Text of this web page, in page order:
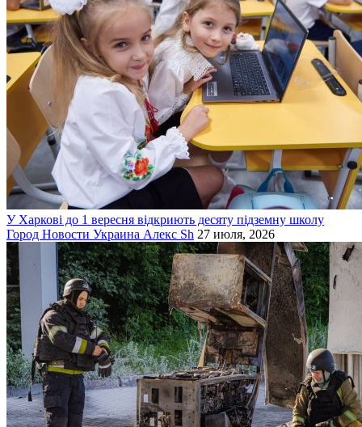
У Харкові до 1 вересня відкриють десяту підземну школу
Город Новости Украина Алекс Sh 27 июля, 2026